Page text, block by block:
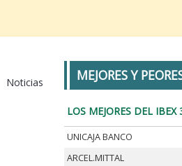
Noticias MEJORES Y
LOS MEJORES DEL IBEX
UNICAJA BANCO
ARCEL.MITTAL